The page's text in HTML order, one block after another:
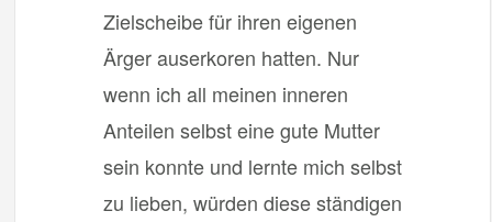
Zielscheibe für ihren eigenen
Ärger auserkoren hatten. Nur
wenn ich all meinen inneren
Anteilen selbst eine gute Mutter
sein konnte und lernte mich selbst
zu lieben, würden diese ständigen